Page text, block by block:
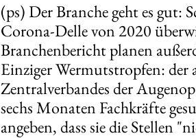
(ps) Der Branche geht es
Corona-Delle von 2020
Branchenbericht planen
Einziger Wermutstropfen: der
Zentralverbandes der
sechs Monaten Fachkräfte
angeben, dass sie die Stellen